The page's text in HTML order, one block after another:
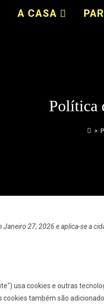
A CASA
Política
>
27, 2026 e aplica-se a
usa cookies e outras
também são